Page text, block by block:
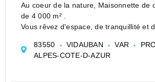
Au coeur de la nature, Maisonnette de charme sur près
de 4 000 m² .
Vous rêvez d'espace, de tranquillité et
propriété rare saura séduire les
espaces, des animaux e...
83550 VIDAUBAN VAR
ALPES-COTE-D-AZUR